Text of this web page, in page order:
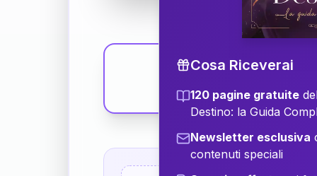
Cosa Riceverai
120 pagine gratuite
Destino: la Guida
Newsletter esclusiva
contenuti speciali